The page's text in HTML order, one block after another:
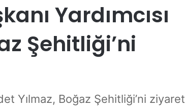
Yardımcısı
Şehitliği’ni
Yılmaz, Boğaz Şehitliği’ni ziyaret